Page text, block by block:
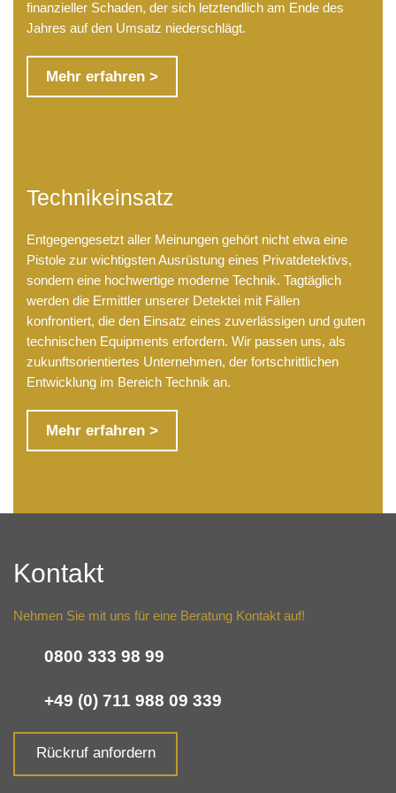
finanzieller Schaden, der sich letztendlich am Ende des
Jahres auf den Umsatz niederschlägt.
Mehr erfahren >
Technikeinsatz
Entgegengesetzt aller Meinungen gehört nicht etwa eine
Pistole zur wichtigsten Ausrüstung eines Privatdetektivs,
sondern eine hochwertige moderne Technik. Tagtäglich
werden die Ermittler unserer Detektei mit Fällen
konfrontiert, die den Einsatz eines zuverlässigen und guten
technischen Equipments erfordern. Wir passen uns, als
zukunftsorientiertes Unternehmen, der fortschrittlichen
Entwicklung im Bereich Technik an.
Mehr erfahren >
Kontakt
Nehmen Sie mit uns für eine Beratung Kontakt auf!
0800 333 98 99
+49 (0) 711 988 09 339
Rückruf anfordern